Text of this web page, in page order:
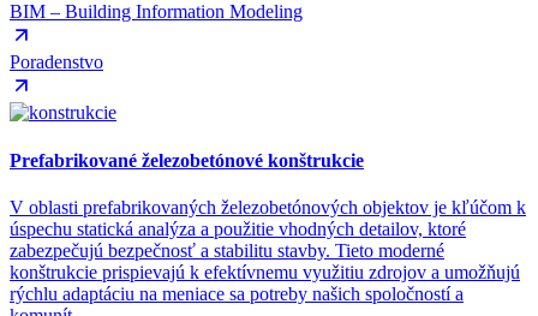
BIM – Building Information Modeling
Poradenstvo
Prefabrikované železobetónové konštrukcie
V oblasti prefabrikovaných železobetónových objektov je kľúčom k
úspechu statická analýza a použitie vhodných detailov, ktoré
zabezpečujú bezpečnosť a stabilitu stavby. Tieto moderné
konštrukcie prispievajú k efektívnemu využitiu zdrojov a umožňujú
rýchlu adaptáciu na meniace sa potreby našich spoločností a